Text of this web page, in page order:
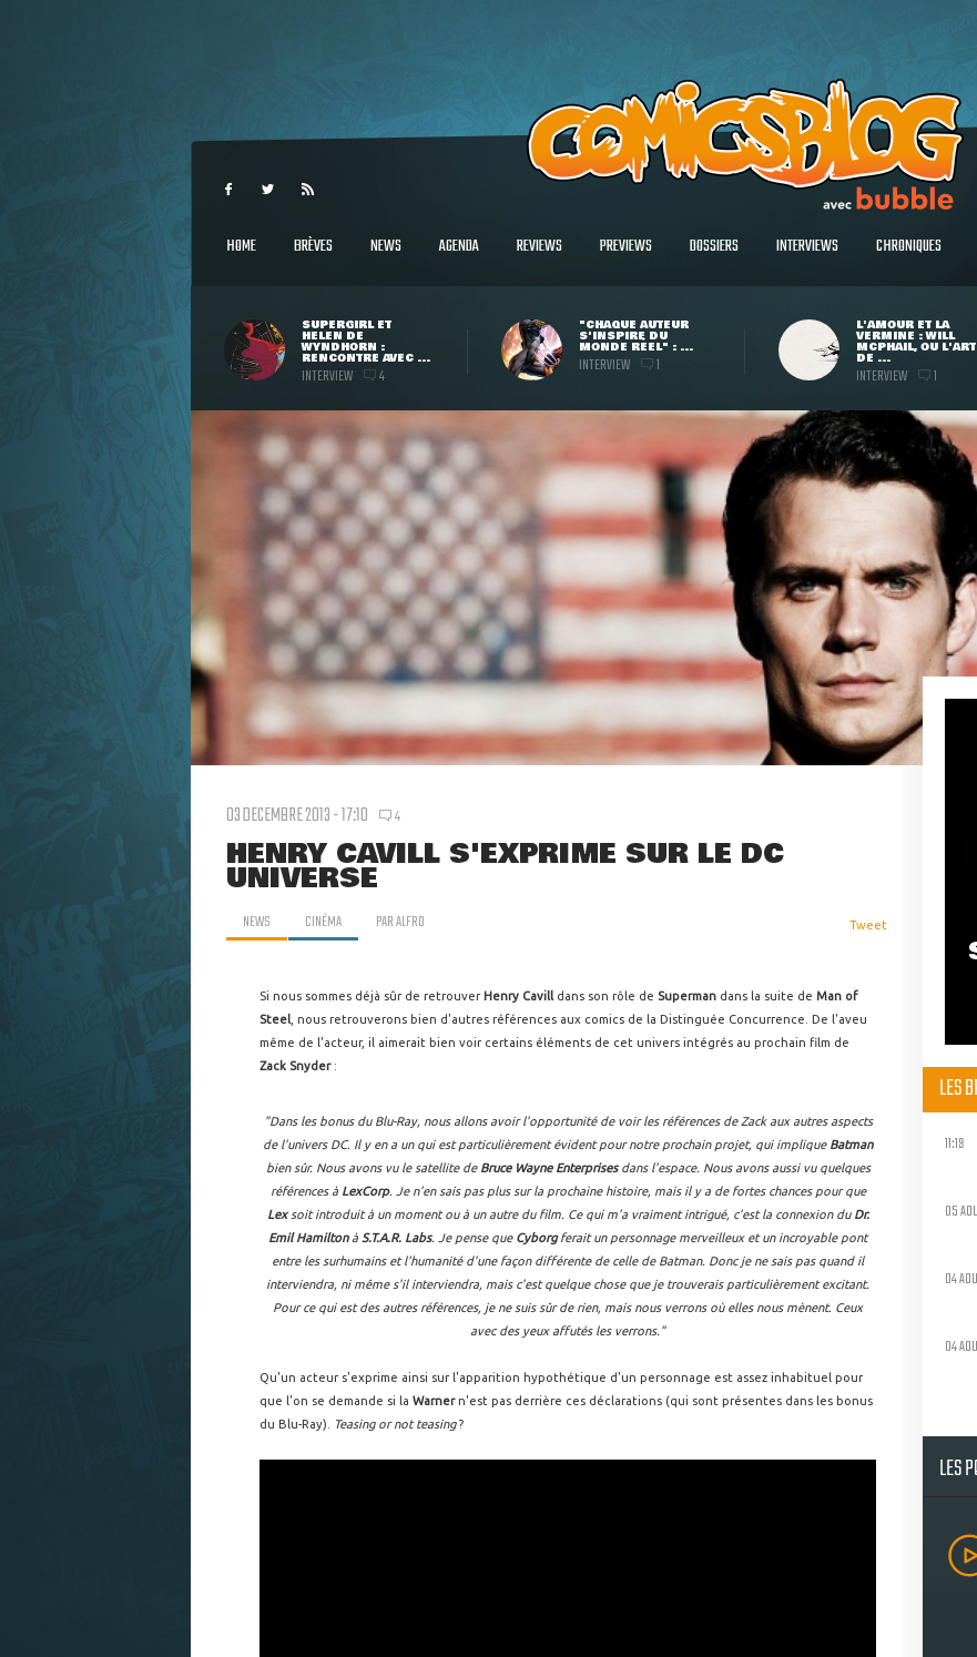
HOME BRÈVES NEWS AGENDA REVIEWS PREVIEWS DOSSIERS INTERVIEWS CHRONIQUES
SUPERGIRL ET
HELEN DE
WYNDHORN :
RENCONTRE AVEC ...
INTERVIEW 4
"CHAQUE AUTEUR
S'INSPIRE DU
MONDE RÉEL" : ...
INTERVIEW 1
L'AMOUR ET LA
VERMINE : WILL
MCPHAIL, OU L'ART
DE ...
INTERVIEW 1
03 DECEMBRE 2013 - 17:10 4
HENRY CAVILL S'EXPRIME SUR LE DC
UNIVERSE
NEWS CINÉMA PARALFRO Tweet
Si nous sommes déjà sûr de retrouver Henry Cavill dans son rôle de Superman dans la suite de Man of
Steel , nous retrouverons bien d'autres références aux comics de la Distinguée Concurrence. De l'aveu
même de l'acteur, il aimerait bien voir certains éléments de cet univers intégrés au prochain film de
Zack Snyder:
"Dans les bonus du Blu-Ray, nous allons avoir l'opportunité de voir les références de Zack aux autres aspects
de l'univers DC. Il y en a un qui est particulièrement évident pour notre prochain projet, qui implique Batman
bien sûr. Nous avons vu le satellite de Bruce Wayne Enterprisesdans l'espace. Nous avons aussi vu quelques
références à LexCorp. Je n'en sais pas plus sur la prochaine histoire, mais il y a de fortes chances pour que
Lexsoit introduit à un moment ou à un autre du film. Ce qui m'a vraiment intrigué, c'est la connexion du Dr.
Emil Hamiltonà S.T.A.R. Labs. Je pense que Cyborgferait un personnage merveilleux et un incroyable pont
entre les surhumains et l'humanité d'une façon différente de celle de Batman. Donc je ne sais pas quand il
interviendra, ni même s'il interviendra, mais c'est quelque chose que je trouverais particulièrement excitant.
Pour ce qui est des autres références, je ne suis sûr de rien, mais nous verrons où elles nous mènent. Ceux
avec des yeux affutés les verrons."
Qu'un acteur s'exprime ainsi sur l'apparition hypothétique d'un personnage est assez inhabituel pour
que l'on se demande si la Warnern'est pas derrière ces déclarations (qui sont présentes dans les bonus
du Blu-Ray).
Teasing or not teasing?
LES
11:19
05 AOU
04 AOU
04 AOU
LES